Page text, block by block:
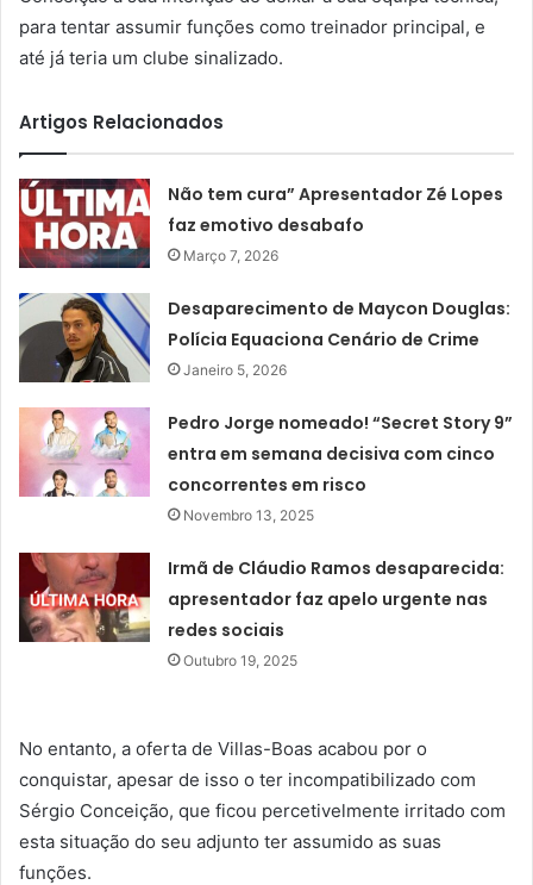
para tentar assumir funções como treinador principal, e
até já teria um clube sinalizado.
Artigos Relacionados
Não tem cura” Apresentador Zé Lopes
faz emotivo desabafo
Março 7, 2026
Desaparecimento de Maycon Douglas:
Polícia Equaciona Cenário de Crime
Janeiro 5, 2026
Pedro Jorge nomeado! “Secret Story 9”
entra em semana decisiva com cinco
concorrentes em risco
Novembro 13, 2025
Irmã de Cláudio Ramos desaparecida:
apresentador faz apelo urgente nas
redes sociais
Outubro 19, 2025
No entanto, a oferta de Villas-Boas acabou por o
conquistar, apesar de isso o ter incompatibilizado com
Sérgio Conceição, que ficou percetivelmente irritado com
esta situação do seu adjunto ter assumido as suas
funções.